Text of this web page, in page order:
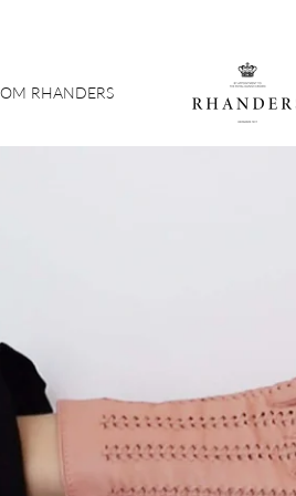
OM RHANDERS